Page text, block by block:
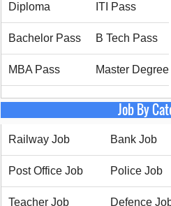
Diploma ITI Pass
Bachelor Pass B Tech Pass
MBA Pass Master Degree
Job By
Railway Job Bank Job
Post Office Job Police Job
Teacher Job Defence